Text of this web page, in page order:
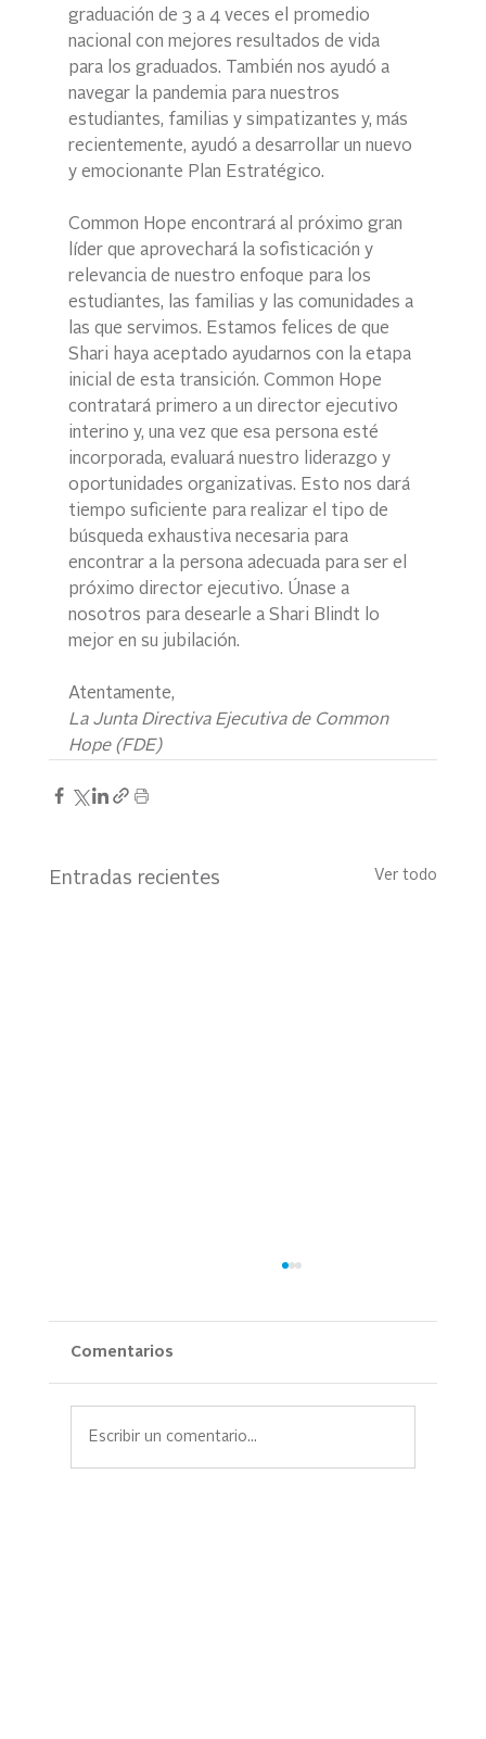
graduación de 3 a 4 veces el promedio
nacional con mejores resultados de vida
para los graduados. También nos ayudó a
navegar la pandemia para nuestros
estudiantes, familias y simpatizantes y, más
recientemente, ayudó a desarrollar un nuevo
y emocionante Plan Estratégico.
Common Hope encontrará al próximo gran
líder que aprovechará la sofisticación y
relevancia de nuestro enfoque para los
estudiantes, las familias y las comunidades a
las que servimos. Estamos felices de que
Shari haya aceptado ayudarnos con la etapa
inicial de esta transición. Common Hope
contratará primero a un director ejecutivo
interino y, una vez que esa persona esté
incorporada, evaluará nuestro liderazgo y
oportunidades organizativas. Esto nos dará
tiempo suficiente para realizar el tipo de
búsqueda exhaustiva necesaria para
encontrar a la persona adecuada para ser el
próximo director ejecutivo. Únase a
nosotros para desearle a Shari Blindt lo
mejor en su jubilación.
Atentamente,
La Junta Directiva Ejecutiva de Common
Hope (FDE)
Entradas recientes Ver todo
Comentarios
Escribir un comentario...